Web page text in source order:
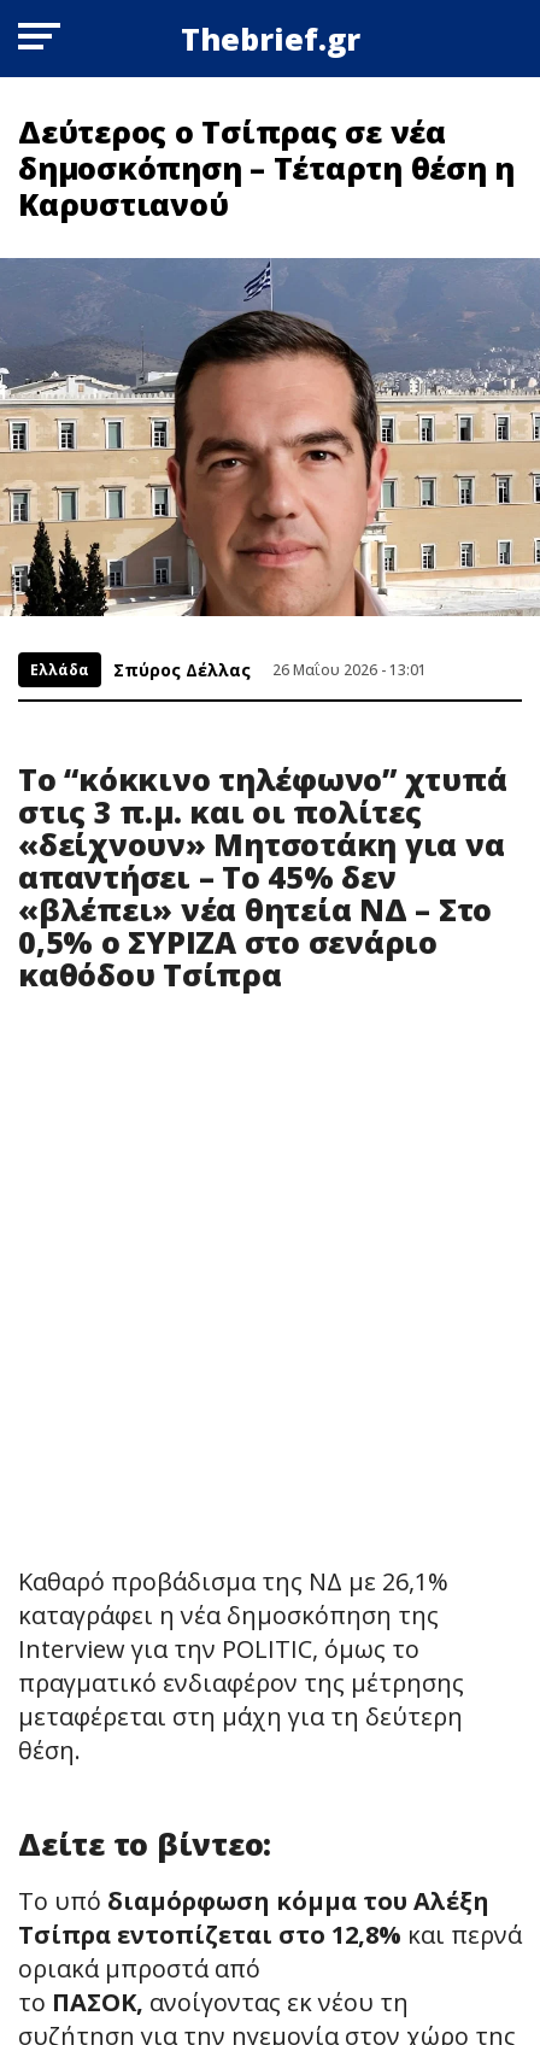
Thebrief.gr
Δεύτερος ο Τσίπρας σε νέα
δημοσκόπηση – Τέταρτη θέση η
Καρυστιανού
Ελλάδα Σπύρος Δέλλας 26 Μαΐου 2026 - 13:01
Το “κόκκινο τηλέφωνο” χτυπά
στις 3 π.μ. και οι πολίτες
«δείχνουν» Μητσοτάκη για να
απαντήσει – Το 45% δεν
«βλέπει» νέα θητεία ΝΔ – Στο
0,5% ο ΣΥΡΙΖΑ στο σενάριο
καθόδου Τσίπρα
Καθαρό προβάδισμα της ΝΔ με 26,1%
καταγράφει η νέα δημοσκόπηση της
Interview για την POLITIC, όμως το
πραγματικό ενδιαφέρον της μέτρησης
μεταφέρεται στη μάχη για τη δεύτερη
θέση.
Δείτε το βίντεο:
Το υπό διαμόρφωση κόμμα του Αλέξη
Τσίπρα εντοπίζεται στο 12,8% και περνά
οριακά μπροστά από
το ΠΑΣΟΚ, ανοίγοντας εκ νέου τη
συζήτηση για την ηγεμονία στον χώρο της